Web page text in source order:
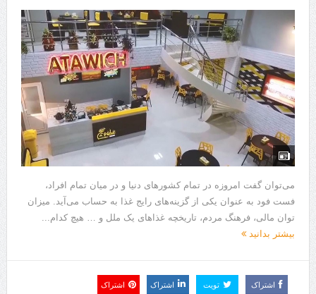
هزینه ایمپلنت دندان در ترکیه 1405 | قیمت، مزایا، معایب و مقایسه با
ایران
محصولات تراست؛ بهترین گزینه برای مراقبت از پوست
کلاس تیزهوشان برای چه دانش‌آموزانی ضروری‌تر است؟
آشنایی با هنر عاج کاری
7 سوئیت محبوب مشهد نزدیک حرم با غذا و نظر مسافران
درمان ترک های پوستی با لیزر در مشهد | لیزر فوتونا برای بهبود قطعی
استریا
طراحی در خدمت نظم؛ از قفسه ‌های یک‌ طرفه تا دو طرفه، روایت
می‌توان گفت امروزه در تمام کشورهای دنیا و در میان تمام افراد،
فست فود به عنوان یکی از گزینه‌های رایج غذا به حساب می‌آید. میزان
توان مالی، فرهنگ مردم، تاریخچه غذاهای یک ملل و … هیچ کدام...
بیشتر بدانید
اشتراک تویت اشتراک اشتراک